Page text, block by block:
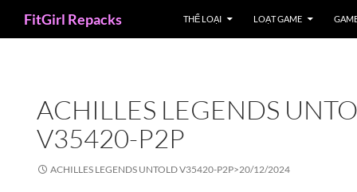
FitGirl Repacks THỂ LOẠI LOẠT GAME
ACHILLES LEGENDS
V35420-P2P
ACHILLES LEGENDS UNTOLD V35420-P2P>20/12/2024